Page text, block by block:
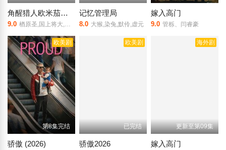
角醒猎人欧米茄号角
9.0 楢原圣,国上将大,丝濑七叶,田鹤翔吾,小西咏斗,光宗薰,桜庭大翔,三浦舞华,加藤清史郎,长田光平,潘惠美
记忆管理局
8.0 大猴,染兔,默伶,虚元
嫁入高门
9.0 管栎、闫睿豪
欧美剧
第8集完结
骄傲 (2026)
欧美剧
已完结
骄傲2026
海外剧
更新至第09集
嫁入高门